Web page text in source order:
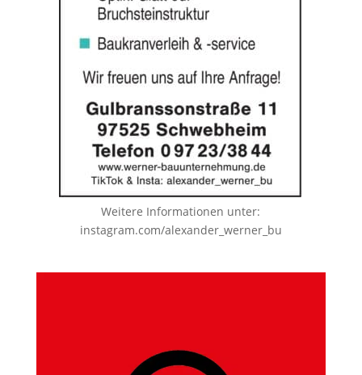
Weitere Informationen unter:
instagram.com/alexander_werner_bu